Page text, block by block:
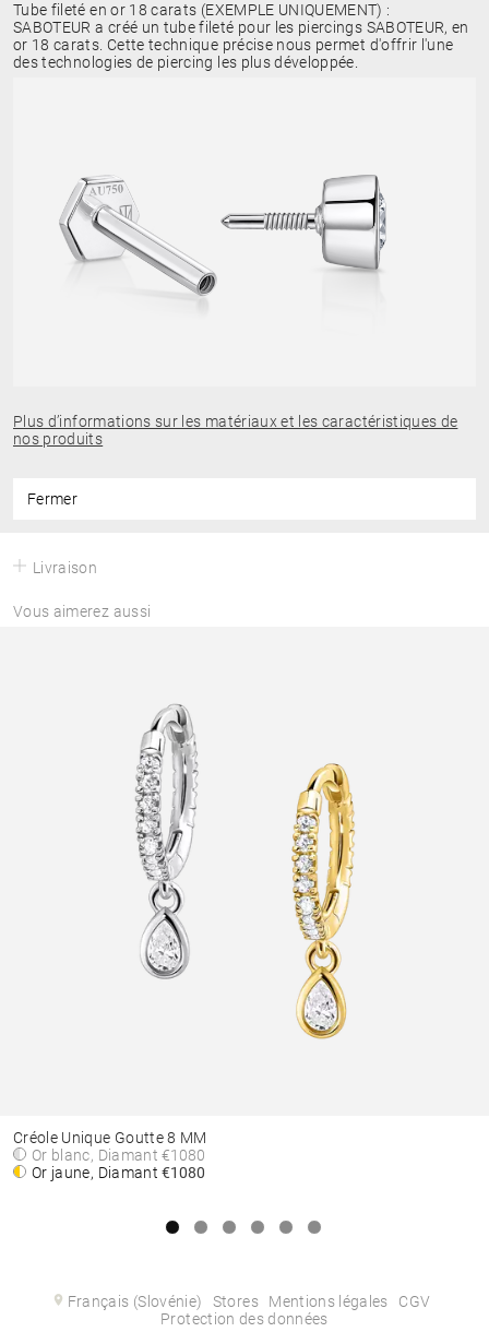
Tube fileté en or 18 carats (EXEMPLE UNIQUEMENT) :
SABOTEUR a créé un tube fileté pour les piercings SABOTEUR, en
or 18 carats. Cette technique précise nous permet d'offrir l'une
des technologies de piercing les plus développée.
Plus d’informations sur les matériaux et les caractéristiques de
nos produits
Fermer
Livraison
Vous aimerez aussi
Créole Unique Goutte 8 MM
Or blanc, Diamant€1080
Or jaune, Diamant€1080
Français (Slovénie) Stores Mentions légales
CGV
Protection des données